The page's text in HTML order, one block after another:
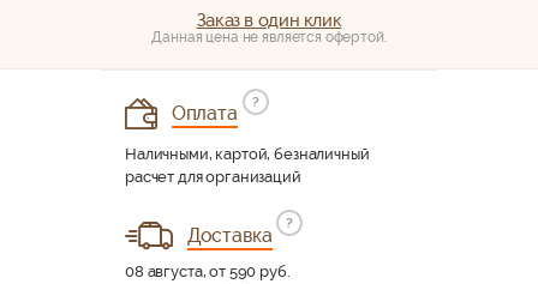
Заказ в один клик
Данная цена не является офертой.
Оплата
?
Наличными, картой, безналичный
расчет для организаций
Доставка
?
08 августа, от 590 руб.